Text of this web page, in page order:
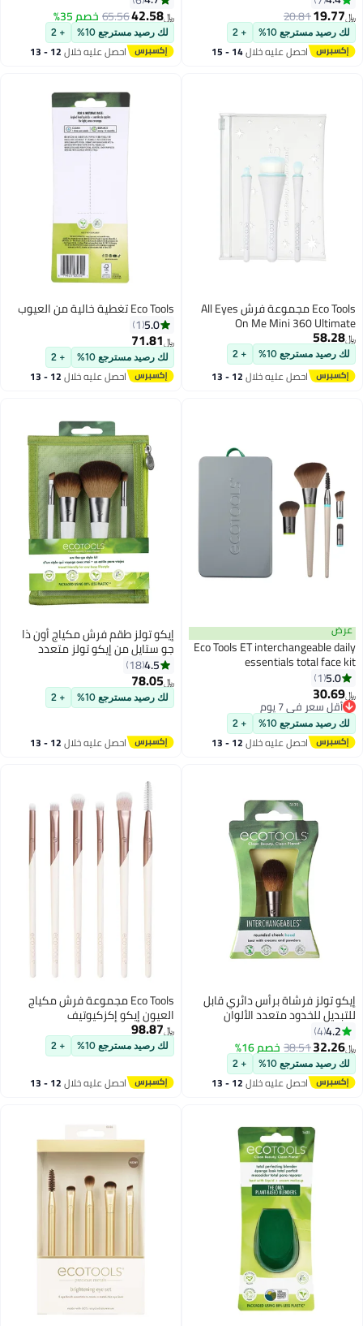
﷼‏19.77
20.81
لك رصيد مسترجع 10% + 2
احصل عليه خلال 14 - 15
اغسطس
﷼‏42.58
65.56 خصم 35%
لك رصيد مسترجع 10% + 2
احصل عليه خلال 12 - 13
اغسطس
Eco Tools مجموعة فرش All Eyes
On Me Mini 360 Ultimate
﷼‏58.28
لك رصيد مسترجع 10% + 2
احصل عليه خلال 12 - 13
Eco Tools تغطية خالية من العيوب
5.0
1
﷼‏71.81
لك رصيد مسترجع 10% + 2
احصل عليه خلال 12 - 13
عرض
Eco Tools ET interchangeable daily
essentials total face kit
5.0
1
﷼‏30.69
أقل سعر في 7 يوم
أقل سعر في 7 يوم
لك رصيد مسترجع 10% + 2
احصل عليه خلال 12 - 13
إيكو تولز طقم فرش مكياج أون ذا
جو ستايل من إيكو تولز متعدد
الألوان
4.5
18
﷼‏78.05
لك رصيد مسترجع 10% + 2
احصل عليه خلال 12 - 13
إيكو تولز فرشاة برأس دائري قابل
للتبديل للخدود متعدد الألوان
4.2
4
﷼‏32.26
38.51خصم 16%
لك رصيد مسترجع 10% + 2
احصل عليه خلال 12 - 13
Eco Tools مجموعة فرش مكياج
العيون إيكو إكزكيوتيف
﷼‏98.87
لك رصيد مسترجع 10% + 2
احصل عليه خلال 12 - 13